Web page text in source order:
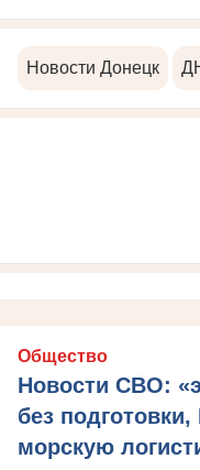
Новости Донецк
Общество
Новости СВО:
без
морскую